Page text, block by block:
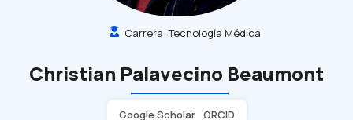
Carrera:Tecnología Médica
Christian Palavecino Beaumont
Google Scholar ORCID